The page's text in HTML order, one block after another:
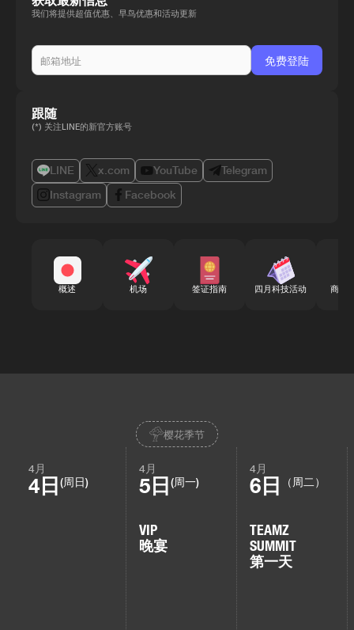
我们将提供超值优惠、早鸟优惠和活动更新
跟随
(*) 关注LINE的新官方账号
LINE x.com YouTube
Telegram
Instagram
Facebook
概述 机场 签证指南 四月科技活动 商务
樱花季节
4月
4日 (周日)
4月
5日 (周一)
VIP
晚宴
4月
6日 （周二）
TEAMZ
SUMMIT
第一天